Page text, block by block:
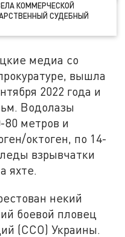
КОММЕРЧЕСКОЙ
СУДЕБНЫЙ
медиа со
вышла
2022 года и
Водолазы
80 метров и
октоген, по 14-
взрывчатки
яхте.
некий
боевой пловец
(ССО) Украины.